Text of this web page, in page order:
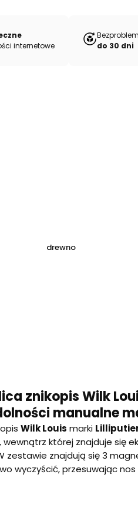
internetowe
do 30 dni
drewno
znikopis Wilk
manualne
Wilk Louis marki
której znajduje się
zestawie znajdują się 3
wyczyścić, przesuwając